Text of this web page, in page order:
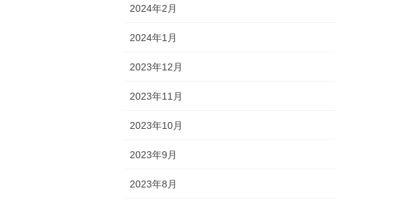
2024年2月
2024年1月
2023年12月
2023年11月
2023年10月
2023年9月
2023年8月